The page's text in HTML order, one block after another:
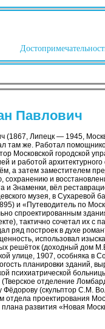
Павлович
(1867, Липецк — 1945,
там же. Работал
Московской городской
и работой
а затем заместителем
сохранению и
и Знаменки, вёл
музея, в Сухаревой
и «Путеводитель по
спроектированным
тактично сочетал их с
ряд построек в духе
использовал
решёток (доходный дом
улице, 1907, особняка в
планировки зданий,
психиатрической
отделение
Фёдорову (скульптор С.М.
отдела проектирования
плана развития «Новая